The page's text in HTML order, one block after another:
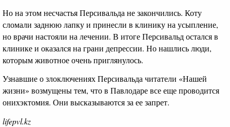
Но на этом несчастья Персивальда не закончились. Коту
сломали заднюю лапку и принесли в клинику на усыпление,
но врачи настояли на лечении. В итоге Персивальд остался в
клинике и оказался на грани депрессии. Но нашлись люди,
которым животное очень приглянулось.
Узнавшие о злоключениях Персивальда читатели «Нашей
жизни» возмущены тем, что в Павлодаре все еще проводится
онихэктомия. Они высказываются за ее запрет.
lifepvl.kz